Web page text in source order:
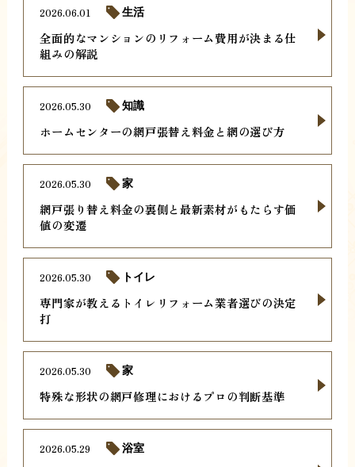
全面的なマンションのリフォーム費用が決まる仕
組みの解説
2026.06.01 生活
ホームセンターの網戸張替え料金と網の選び方
2026.05.30 知識
網戸張り替え料金の裏側と最新素材がもたらす価
値の変遷
2026.05.30 家
専門家が教えるトイレリフォーム業者選びの決定
打
2026.05.30 トイレ
特殊な形状の網戸修理におけるプロの判断基準
2026.05.30 家
2026.05.29 浴室